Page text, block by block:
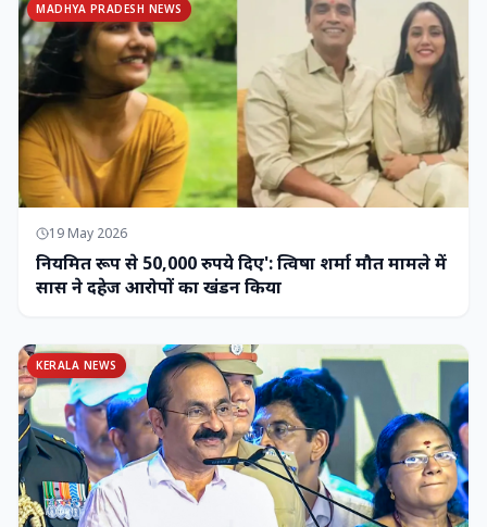
MADHYA PRADESH NEWS
19 May 2026
नियमित रूप से 50,000 रुपये दिए': त्विषा शर्मा मौत मामले में
सास ने दहेज आरोपों का खंडन किया
KERALA NEWS